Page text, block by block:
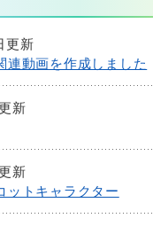
更新
連動画を作成しました
新
新
ットキャラクター